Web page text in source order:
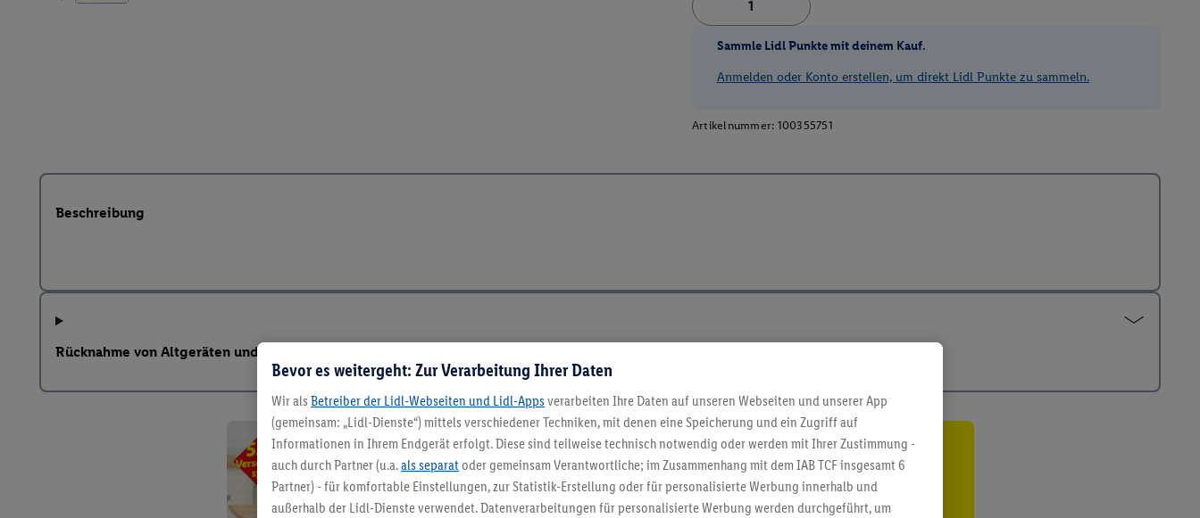
Sammle Lidl Punkte mit deinem Kauf.
Anmelden oder Konto erstellen, um direkt Lidl Punkte zu sammeln.
Artikelnummer: 100355751
Beschreibung
Rücknahme von Altgeräten und weitere Hinweise nach ElektroG und BattVO-BattDG
5.95 € Versand sparen³²ᵃ
Jetzt zum Newsletter anmelden
Bevor es weitergeht: Zur Verarbeitung Ihrer Daten
Wir als Betreiber der Lidl-Webseiten und Lidl-Apps verarbeiten Ihre Daten auf unseren Webseiten und unserer App
(gemeinsam: „Lidl-Dienste“) mittels verschiedener Techniken, mit denen eine Speicherung und ein Zugriff auf
Informationen in Ihrem Endgerät erfolgt. Diese sind teilweise technisch notwendig oder werden mit Ihrer Zustimmung -
auch durch Partner (u.a.als separat oder gemeinsam Verantwortliche; im Zusammenhang mit dem IAB TCF insgesamt 6
Partner) - für komfortable Einstellungen, zur Statistik-Erstellung oder für personalisierte Werbung innerhalb und
außerhalb der Lidl-Dienste verwendet. Datenverarbeitungen für personalisierte Werbung werden durchgeführt, um